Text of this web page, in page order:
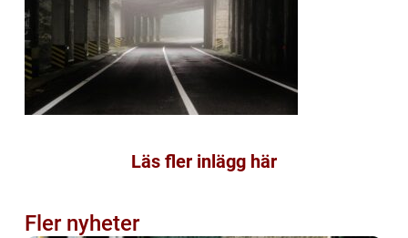
Läs fler inlägg här
Fler nyheter